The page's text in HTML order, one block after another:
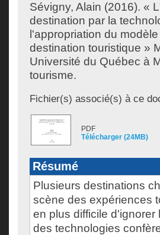
Sévigny, Alain (2016). «
destination par la
l'appropriation du
destination touristique »
Université du Québec à
tourisme.
Fichier(s) associé(s) à ce
PDF
Télécharger (24MB)
Résumé
Plusieurs destinations
scène des expériences
en plus difficile d'ignorer
des technologies